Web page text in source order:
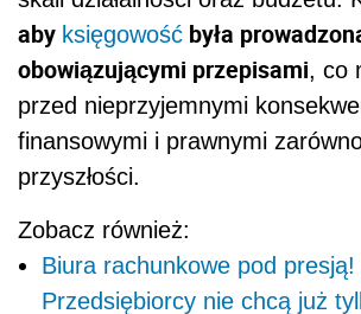
aby księgowość była
obowiązującymi przepisami, co
przed nieprzyjemnymi
finansowymi i prawnymi
przyszłości.
Zobacz również:
Biura rachunkowe pod presją!
Przedsiębiorcy nie chcą już